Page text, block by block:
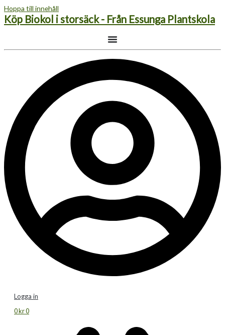
Hoppa till innehåll
Köp Biokol i storsäck - Från Essunga Plantskola
Logga in
0kr0